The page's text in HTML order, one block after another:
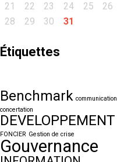
21
22 23 24 25 26
28
29 30 31
Étiquettes
Benchmark communication
concertation
DEVELOPPEMENT
FONCIER Gestion de crise
Gouvernance